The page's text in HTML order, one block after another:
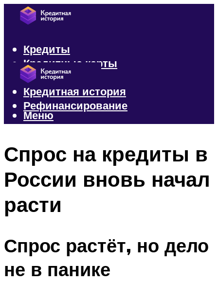
Кредиты
Кредитные карты
Микрозаймы
Кредитная история
Рефинансирование
Меню
Спрос на кредиты в
России вновь начал
расти
Спрос растёт, но дело
не в панике